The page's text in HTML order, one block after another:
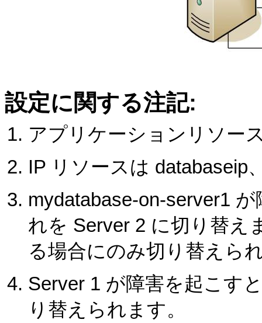
設定に関する注記:
アプリケーションリソー
IP リソースは databaseip
mydatabase-on-server1
れを Server 2 に切り替え
る場合にのみ切り替えら
Server 1 が障害を起こす
り替えられます。